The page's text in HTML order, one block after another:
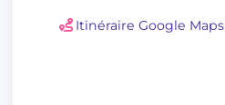
Itinéraire Google Maps